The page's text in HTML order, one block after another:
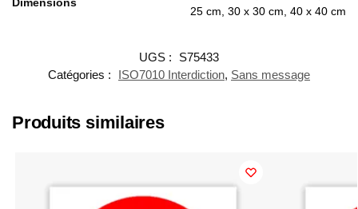
25 cm, 30 x 30 cm, 40 x 40 cm
UGS :
S75433
Catégories :
ISO7010 Interdiction, Sans message
Produits similaires